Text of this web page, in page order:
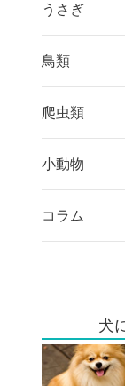
うさぎ
鳥類
爬虫類
小動物
コラム
犬